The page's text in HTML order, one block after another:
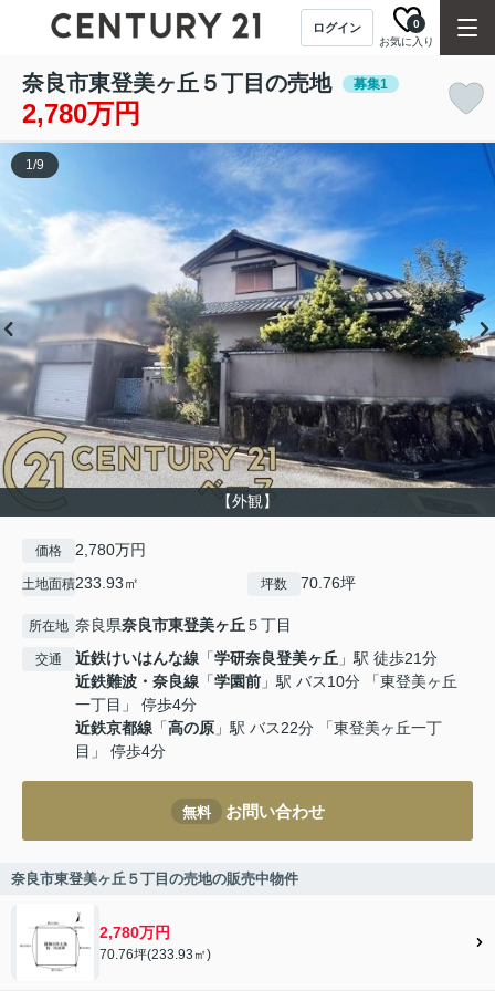
ログイン
お気に入り
0
奈良市東登美ヶ丘５丁目の売地 募集1
2,780万円
【外観】
1/9
価格 2,780万円
土地面積233.93㎡ 坪数 70.76坪
所在地 奈良県奈良市東登美ヶ丘５丁目
交通 近鉄けいはんな線 「学研奈良登美ヶ丘 」駅 徒歩21分
近鉄難波・奈良線 「学園前 」駅 バス10分 「東登美ヶ丘
一丁目」 停歩4分
近鉄京都線 「高の原 」駅 バス22分 「東登美ヶ丘一丁
目」 停歩4分
無料 お問い合わせ
奈良市東登美ヶ丘５丁目の売地の販売中物件
2,780万円
70.76坪(233.93㎡)